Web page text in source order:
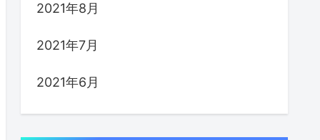
2021年8月
2021年7月
2021年6月